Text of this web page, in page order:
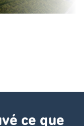
ce que